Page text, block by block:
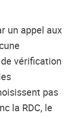
un appel aux
vérification
pas
la RDC, le